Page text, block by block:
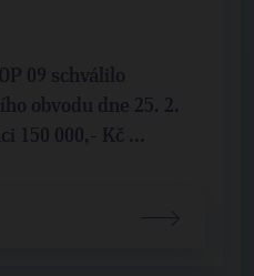
09 schválilo
obvodu dne 25. 2.
150 000,- Kč ...